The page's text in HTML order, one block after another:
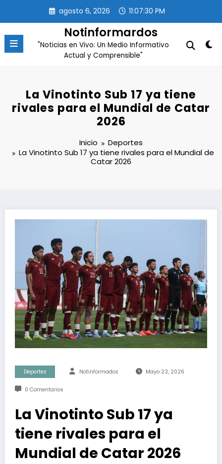
contenido
agosto 6, 2026 11:07:30 PM
Notinformardos
"Noticias en Vivo: Un Medio Informativo
Actual y Comprensible"
La Vinotinto Sub 17 ya tiene
rivales para el Mundial de Catar
2026
Inicio
Deportes
La Vinotinto Sub 17 ya tiene rivales para el Mundial de
Catar 2026
Deportes Notinformados Mayo 23, 2026
0 Comentarios
La Vinotinto Sub 17 ya
tiene rivales para el
Mundial de Catar 2026